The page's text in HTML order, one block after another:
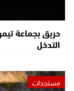
حريق بجماعة
التدخل
مستجدات